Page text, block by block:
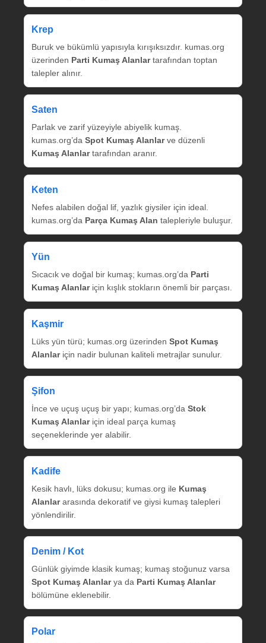
Krep
Buruk ve bükümlü yapısıyla kırışıksızdır. kumas.org
üzerinden Parti Kumaş Alanlartarafından toptan
talepler alınır.
Saten
Parlak ve zarif yüzeyiyle abiyelik kumaş.
kumas.org’da Spot Kumaş Alanlarve düzenli
Kumaş Alanlartarafından aranır.
Keten
Nefes alabilen doğal lif, yazlık giysiler için ideal.
kumas.org’da Parça Kumaş Alan talepleriyle buluşur.
Yün
Sıcacık ve doğal bir kumaş; kumas.org’da Parti
Kumaş Alanlariçin kışlık stokların önemli bir parçası.
Kaşmir
Lüks yün türü; kumas.org üzerinden Spot Kumaş
Alanlariçin nadir bulunan kaliteli metrajlar sunulur.
Şifon
İnce ve uçuş uçuş bir yapı; kumas.org’da Stok
Kumaş Alanlariçin ideal parça kumaş
seçeneklerinde yer alabilir.
Kadife
Kesik havlı, lüks dokusu; kumas.org ile Kumaş
Alanlararasında dekoratif ve giysi kumaş talepleri
yönlendirilir.
Denim / Kot
Günlük giyimde klasik kumaş; kumaş stoğunuz varsa
Spot Kumaş Alanlarya da Parti Kumaş Alanlar
bölümüne eklenebilir.
Polar